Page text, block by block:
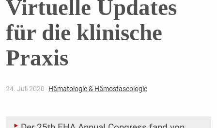
Virtuelle Updates
für die klinische
Praxis
24. Juli 2020 Hämatologie & Hämostaseologie